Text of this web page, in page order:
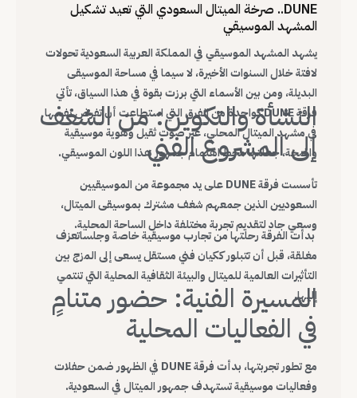
DUNE.. صرخة الميتال السعودي التي تعيد تشكيل
المشهد الموسيقي
يشهد المشهد الموسيقي في المملكة العربية السعودية تحولات
لافتة خلال السنوات الأخيرة، لا سيما في مساحة الموسيقى
البديلة، ومن بين الأسماء التي برزت بقوة في هذا السياق، تأتي
فرقة DUNE كواحدة من الفرق التي استطاعت أن تفرض نفسها
في مشهد الميتال المحلي، عبر صوت ثقيل وهوية موسيقية
واضحة، جعلتها محط اهتمام جمهور هذا اللون الموسيقي.
النشأة والتكوين: من الشغف
إلى المشروع الفني
تأسست فرقة DUNE على يد مجموعة من الموسيقيين
السعوديين الذين جمعهم شغف مشترك بموسيقى الميتال،
وسعي جاد لتقديم تجربة مختلفة داخل الساحة المحلية.
بدأت الفرقة رحلتها من تجارب موسيقية خاصة وجلساتعزف
مغلقة، قبل أن تتبلور ككيان فني مستقل يسعى إلى المزج بين
التأثيرات العالمية للميتال والبيئة الثقافية المحلية التي تنتمي
إليها.
المسيرة الفنية: حضور متنامٍ
في الفعاليات المحلية
مع تطور تجربتها، بدأت فرقة DUNE في الظهور ضمن حفلات
وفعاليات موسيقية تستهدف جمهور الميتال في السعودية.